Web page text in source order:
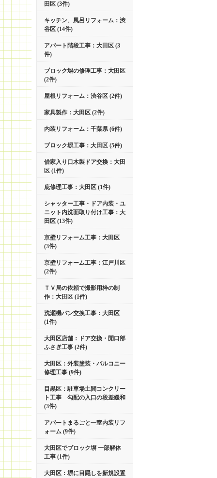
田区 (3件)
キッチン、風呂リフォーム：渋
谷区 (14件)
アパート階段工事：大田区 (3
件)
ブロック塀の修理工事：大田区
(2件)
屋根リフォーム：渋谷区 (2件)
家具製作：大田区 (2件)
内装リフォーム：千葉県 (6件)
ブロック塀工事：大田区 (5件)
借家入り口木製ドア交換：大田
区 (1件)
庇修理工事：大田区 (1件)
シャッター工事・ドア内装・ユ
ニット内洗面取り付け工事：大
田区 (13件)
京壁リフォーム工事：大田区
(3件)
京壁リフォーム工事：江戸川区
(2件)
ＴＶ局の依頼で撮影用枠の制
作：大田区 (1件)
洗濯機パン交換工事：大田区
(1件)
大田区店舗：ドア交換・開口部
ふさぎ工事 (2件)
大田区：外装塗装・バルコニー
修理工事 (9件)
目黒区：駐車場土間コンクリー
ト工事 勾配の入口の段差緩和
(3件)
アパートまるごと一室内装リフ
ォーム (9件)
大田区でブロック塀 一部解体
工事 (1件)
大田区：塀に目隠しを新規設置